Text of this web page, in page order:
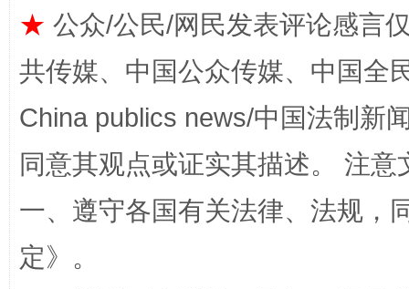
从幼儿园到大学，有这些资助 “
★ 公众/公民/网民发表评论感言
共传媒、中国公众传媒、中国全
China publics news/中国法制新
同意其观点或证实其描述。 注
一、遵守各国有关法律、法规，
定》。